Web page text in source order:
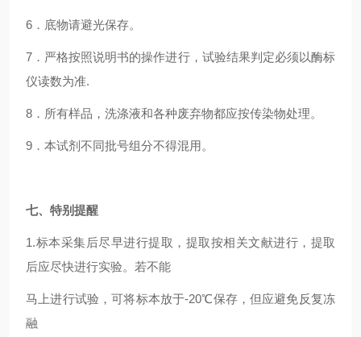
6 ．底物请避光保存。
7 ．严格按照说明书的操作进行，试验结果判定必须以酶标
仪读数为准.
8 ．所有样品，洗涤液和各种废弃物都应按传染物处理。
9 ．本试剂不同批号组分不得混用。
七、特别提醒
1.标本采集后尽早进行提取，提取按相关文献进行，提取
后应尽快进行实验。若不能
马上进行试验，可将标本放于-20℃保存，但应避免反复冻
融